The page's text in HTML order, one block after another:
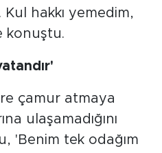
hakkı yemedim,
konuştu.
çamur atmaya
ulaşamadığını
'Benim tek odağım